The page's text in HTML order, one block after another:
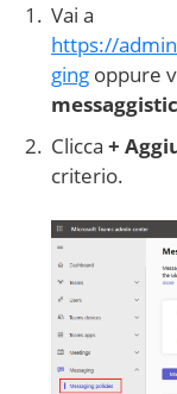
Vai a
https://
ging oppure
Clicca +
criterio.